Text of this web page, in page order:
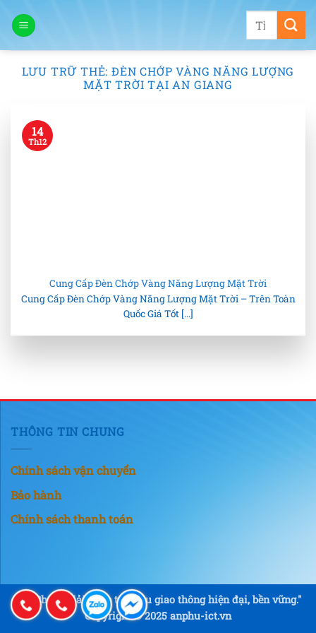
qua
Tìm
LƯU TRỮ THẺ:ĐÈN CHỚP VÀNG NĂNG LƯỢNG
MẶT TRỜI TẠI AN GIANG
Cung Cấp Đèn Chớp Vàng Năng Lượng Mặt Trời
Cung Cấp Đèn Chớp Vàng Năng Lượng Mặt Trời – Trên Toàn
Quốc Giá Tốt [...]
14
Th12
THÔNG TIN CHUNG
Chính sách vận chuyển
Bảo hành
Chính sách thanh toán
"An Phú – Giải pháp tín hiệu giao thông hiện đại, bền vững."
Copyright © 2025 anphu-ict.vn